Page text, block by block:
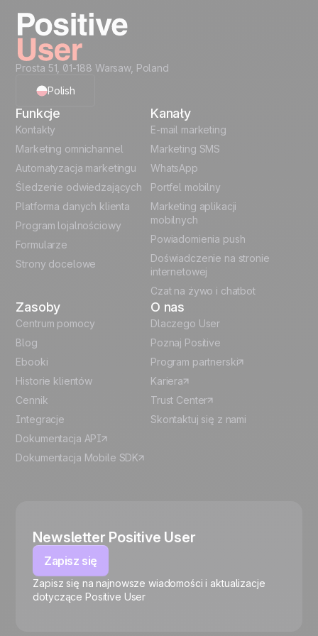
🍪
z pełnym spokojem.
Prosta 51, 01-188 Warsaw, Poland
Polish
English
French
German
Italian
Español
Funkcje
Kontakty
Marketing omnichannel
Automatyzacja marketingu
Śledzenie odwiedzających
Platforma danych klienta
Program lojalnościowy
Formularze
Strony docelowe
Kanały
E-mail marketing
Marketing SMS
WhatsApp
Portfel mobilny
Marketing aplikacji
mobilnych
Powiadomienia push
Doświadczenie na stronie
internetowej
Czat na żywo i chatbot
Zasoby
Centrum pomocy
Blog
Ebooki
Historie klientów
Cennik
Integracje
Dokumentacja API
Dokumentacja Mobile SDK
O nas
Dlaczego User
Poznaj Positive
Program partnerski
Kariera
Trust Center
Skontaktuj się z nami
Newsletter Positive User
Zapisz się
Zapisz się na najnowsze wiadomości i aktualizacje
dotyczące Positive User